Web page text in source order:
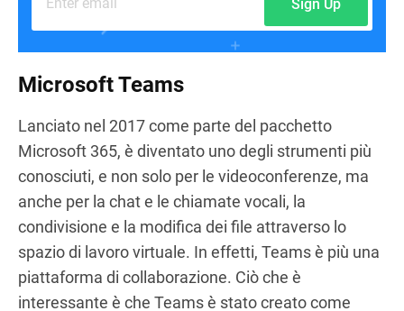
Sign Up
Microsoft Teams
Lanciato nel 2017 come parte del pacchetto
Microsoft 365, è diventato uno degli strumenti più
conosciuti, e non solo per le videoconferenze, ma
anche per la chat e le chiamate vocali, la
condivisione e la modifica dei file attraverso lo
spazio di lavoro virtuale. In effetti, Teams è più una
piattaforma di collaborazione. Ciò che è
interessante è che Teams è stato creato come